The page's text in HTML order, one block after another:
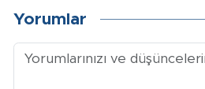
Yorumlar